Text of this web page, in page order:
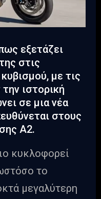
εξετάζει
στις
με τις
ιστορική
σε μια νέα
στους
Α2.
κυκλοφορεί
το
μεγαλύτερη